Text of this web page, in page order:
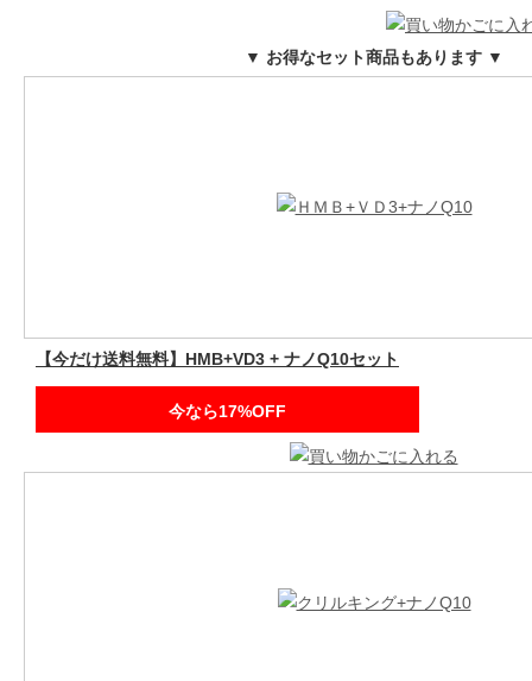
▼ お得なセット商品もあります ▼
【今だけ送料無料】HMB+VD3 + ナノQ10セット
今なら17%OFF